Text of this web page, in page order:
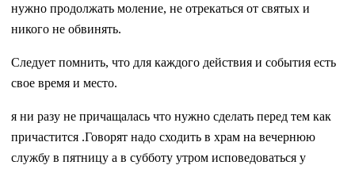
нужно продолжать моление, не отрекаться от святых и
никого не обвинять.
Следует помнить, что для каждого действия и события есть
свое время и место.
я ни разу не причащалась что нужно сделать перед тем как
причастится .Говорят надо сходить в храм на вечернюю
службу в пятницу а в субботу утром исповедоваться у